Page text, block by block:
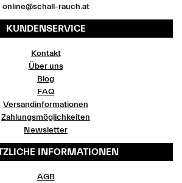
online@schall-rauch.at
KUNDENSERVICE
Kontakt
Über uns
Blog
FAQ
Versandinformationen
Zahlungsmöglichkeiten
Newsletter
INFORMATIONEN
AGB